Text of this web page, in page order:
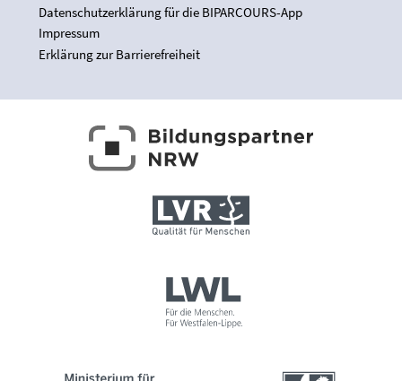
Datenschutzerklärung für die BIPARCOURS-App
Impressum
Erklärung zur Barrierefreiheit